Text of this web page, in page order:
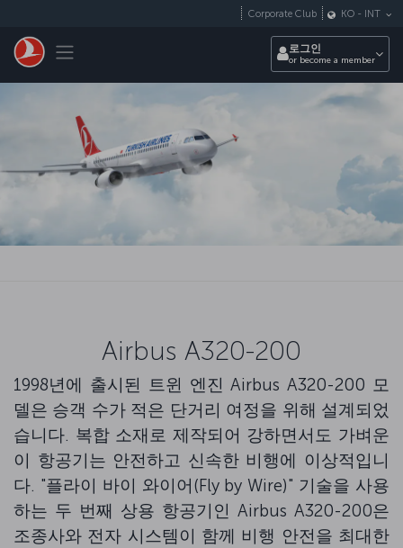
Toggle navigation
Corporate Club KO - INT
로그인
or become a member
Airbus A320-200
1998년에 출시된 트윈 엔진 Airbus A320-200 모
델은 승객 수가 적은 단거리 여정을 위해 설계되었
습니다. 복합 소재로 제작되어 강하면서도 가벼운
이 항공기는 안전하고 신속한 비행에 이상적입니
다. "플라이 바이 와이어(Fly by Wire)" 기술을 사용
하는 두 번째 상용 항공기인 Airbus A320-200은
조종사와 전자 시스템이 함께 비행 안전을 최대한